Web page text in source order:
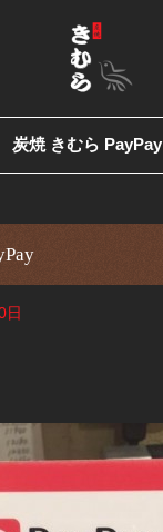
炭焼 きむら PayPay
日